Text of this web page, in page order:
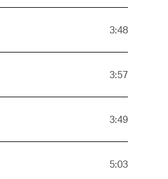
3:48
3:57
3:49
5:03